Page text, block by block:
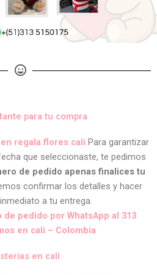
para tu compra
regala flores caliPara garantizar
que seleccionaste, te pedimos
de pedido apenas finalices tu
confirmar los detalles y hacer
a tu entrega.
pedido por WhatsApp al 313
en cali – Colombia
en cali